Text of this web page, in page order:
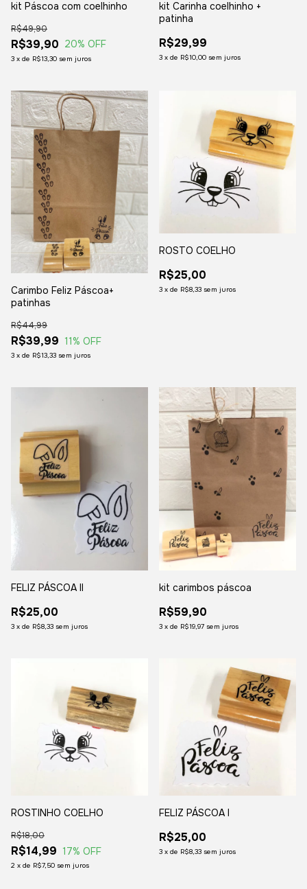
kit Páscoa com coelhinho
R$39,90
R$49,90
20% OFF
3 x de R$13,30 sem juros
kit Carinha coelhinho +
patinha
R$29,99
3 x de R$10,00 sem juros
Carimbo Feliz Páscoa+
patinhas
R$39,99
R$44,99
11% OFF
3 x de R$13,33 sem juros
ROSTO COELHO
R$25,00
3 x de R$8,33 sem juros
FELIZ PÁSCOA II
R$25,00
3 x de R$8,33 sem juros
kit carimbos páscoa
R$59,90
3 x de R$19,97 sem juros
ROSTINHO COELHO
R$14,99
R$18,00
17% OFF
2 x de R$7,50 sem juros
FELIZ PÁSCOA I
R$25,00
3 x de R$8,33 sem juros